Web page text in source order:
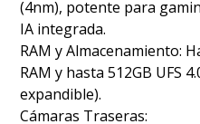
(4nm), potente para
IA integrada.
RAM y Almacenamiento:
RAM y hasta 512GB UFS
expandible).
Cámaras Traseras: